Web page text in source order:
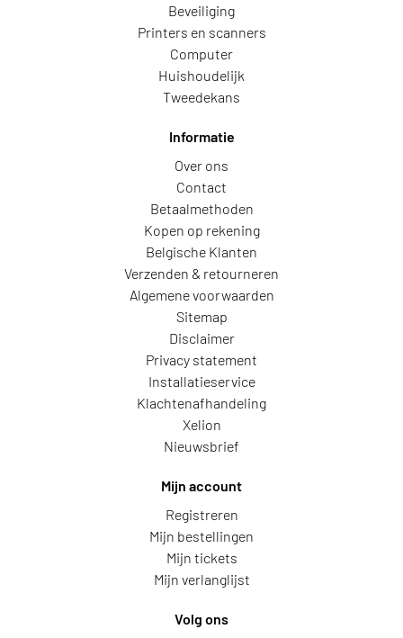
Beveiliging
Printers en scanners
Computer
Huishoudelijk
Tweedekans
Informatie
Over ons
Contact
Betaalmethoden
Kopen op rekening
Belgische Klanten
Verzenden & retourneren
Algemene voorwaarden
Sitemap
Disclaimer
Privacy statement
Installatieservice
Klachtenafhandeling
Xelion
Nieuwsbrief
Mijn account
Registreren
Mijn bestellingen
Mijn tickets
Mijn verlanglijst
Volg ons